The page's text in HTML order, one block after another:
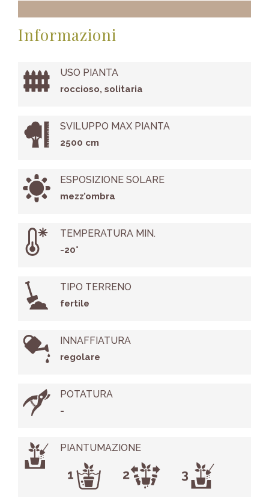
Informazioni
USO PIANTA
roccioso, solitaria
SVILUPPO MAX PIANTA
2500 cm
ESPOSIZIONE SOLARE
mezz’ombra
TEMPERATURA MIN.
-20°
TIPO TERRENO
fertile
INNAFFIATURA
regolare
POTATURA
-
PIANTUMAZIONE